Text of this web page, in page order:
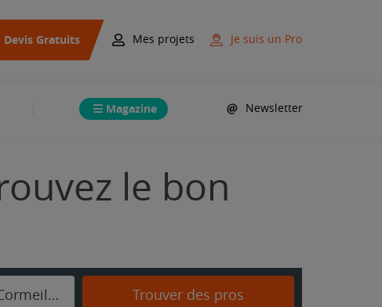
Devis Gratuits Mes projets Je suis un Pro
Magazine Newsletter
le bon
Montigny-lès-Cormeilles Trouver des pros